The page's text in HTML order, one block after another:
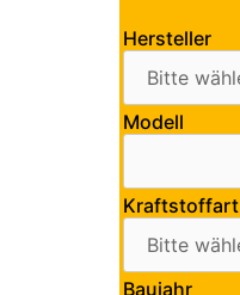
Hersteller
Modell
Kraftstoffart
Baujahr